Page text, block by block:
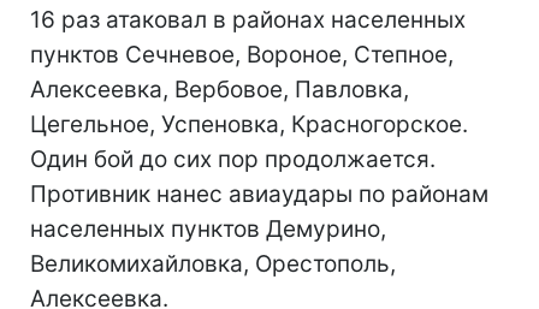
16 раз атаковал в районах населенных
пунктов Сечневое, Вороное, Степное,
Алексеевка, Вербовое, Павловка,
Цегельное, Успеновка, Красногорское.
Один бой до сих пор продолжается.
Противник нанес авиаудары по районам
населенных пунктов Демурино,
Великомихайловка, Орестополь,
Алексеевка.